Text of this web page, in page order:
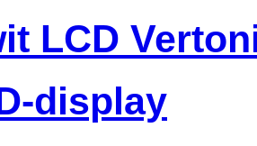
LCD
display